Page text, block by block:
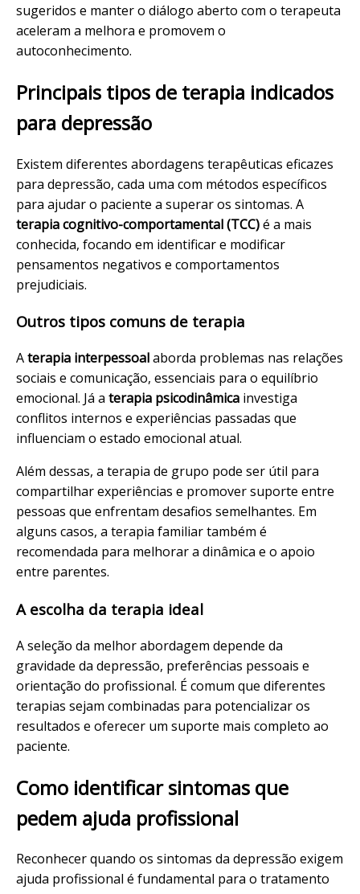
sugeridos e manter o diálogo aberto com o terapeuta
aceleram a melhora e promovem o
autoconhecimento.
Principais tipos de terapia indicados
para depressão
Existem diferentes abordagens terapêuticas eficazes
para depressão, cada uma com métodos específicos
para ajudar o paciente a superar os sintomas. A
terapia cognitivo-comportamental (TCC)é a mais
conhecida, focando em identificar e modificar
pensamentos negativos e comportamentos
prejudiciais.
Outros tipos comuns de terapia
Aterapia interpessoalaborda problemas nas relações
sociais e comunicação, essenciais para o equilíbrio
emocional. Já a terapia psicodinâmica investiga
conflitos internos e experiências passadas que
influenciam o estado emocional atual.
Além dessas, a terapia de grupo pode ser útil para
compartilhar experiências e promover suporte entre
pessoas que enfrentam desafios semelhantes. Em
alguns casos, a terapia familiar também é
recomendada para melhorar a dinâmica e o apoio
entre parentes.
A escolha da terapia ideal
A seleção da melhor abordagem depende da
gravidade da depressão, preferências pessoais e
orientação do profissional. É comum que diferentes
terapias sejam combinadas para potencializar os
resultados e oferecer um suporte mais completo ao
paciente.
Como identificar sintomas que
pedem ajuda profissional
Reconhecer quando os sintomas da depressão exigem
ajuda profissional é fundamental para o tratamento